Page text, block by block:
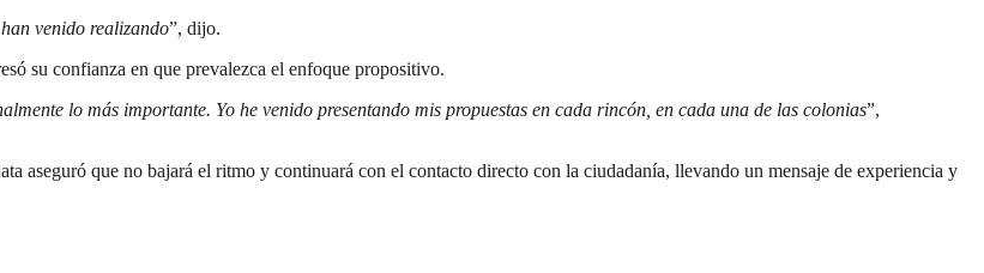
venido realizando”, dijo.
su confianza en que prevalezca el enfoque propositivo.
lo más importante. Yo he venido presentando mis propuestas en cada rincón, en cada una de las colonias”,
aseguró que no bajará el ritmo y continuará con el contacto directo con la ciudadanía, llevando un mensaje de experiencia y